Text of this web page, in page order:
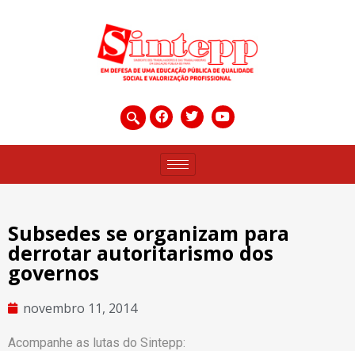
Subsedes se organizam para
derrotar autoritarismo dos
governos
novembro 11, 2014
Acompanhe as lutas do Sintepp: